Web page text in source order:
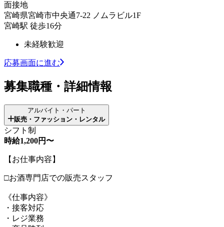
面接地
宮崎県宮崎市中央通7-22 ノムラビル1F
宮崎駅 徒歩16分
未経験歓迎
応募画面に進む
募集職種・詳細情報
アルバイト・パート
販売・ファッション・レンタル
シフト制
時給1,200円〜
【お仕事内容】
□お酒専門店での販売スタッフ
《仕事内容》
・接客対応
・レジ業務